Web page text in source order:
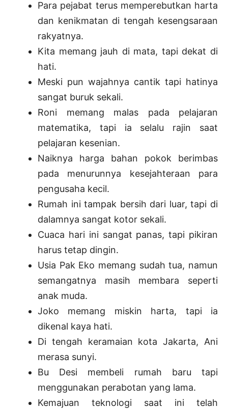
Para pejabat terus memperebutkan harta
dan kenikmatan di tengah kesengsaraan
rakyatnya.
Kita memang jauh di mata, tapi dekat di
hati.
Meski pun wajahnya cantik tapi hatinya
sangat buruk sekali.
Roni memang malas pada pelajaran
matematika, tapi ia selalu rajin saat
pelajaran kesenian.
Naiknya harga bahan pokok berimbas
pada menurunnya kesejahteraan para
pengusaha kecil.
Rumah ini tampak bersih dari luar, tapi di
dalamnya sangat kotor sekali.
Cuaca hari ini sangat panas, tapi pikiran
harus tetap dingin.
Usia Pak Eko memang sudah tua, namun
semangatnya masih membara seperti
anak muda.
Joko memang miskin harta, tapi ia
dikenal kaya hati.
Di tengah keramaian kota Jakarta, Ani
merasa sunyi.
Bu Desi membeli rumah baru tapi
menggunakan perabotan yang lama.
Kemajuan teknologi saat ini telah